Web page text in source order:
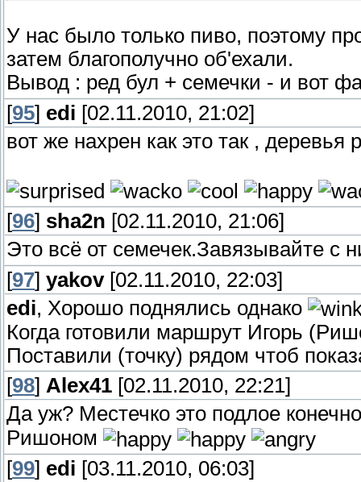
У нас было только пиво, поэтому
затем благополучно об'ехали.
Вывод : ред бул + семечки - и вот
[95] edi [02.11.2010, 21:02]
вот же нахрен как это так ,
[96] sha2n [02.11.2010, 21:06]
Это всё от семечек.Завязывайте с
[97] yakov[02.11.2010, 22:03]
edi, Хорошо поднялись однако
Когда готовили маршрут Игорь
Поставили (точку) рядом чтоб
[98] Alex41 [02.11.2010, 22:21]
Да уж? Местечко это подлое
Ришоном
[99] edi [03.11.2010, 06:03]